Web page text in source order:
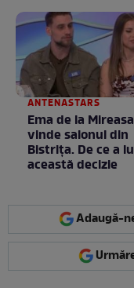
ANTENASTARS
Ema de la Mireasa
vinde salonul din
Bistrița. De ce a
această decizie
Adaugă-